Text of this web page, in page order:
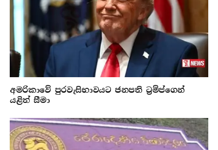
අමරිකාවේ පුරවැසිභාවයට ජනපති ට්‍රම්ප්ගෙන්
යළිත් සීමා